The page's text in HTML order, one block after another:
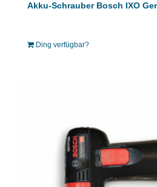
Akku-Schrauber Bosch IXO
Ding verfügbar?